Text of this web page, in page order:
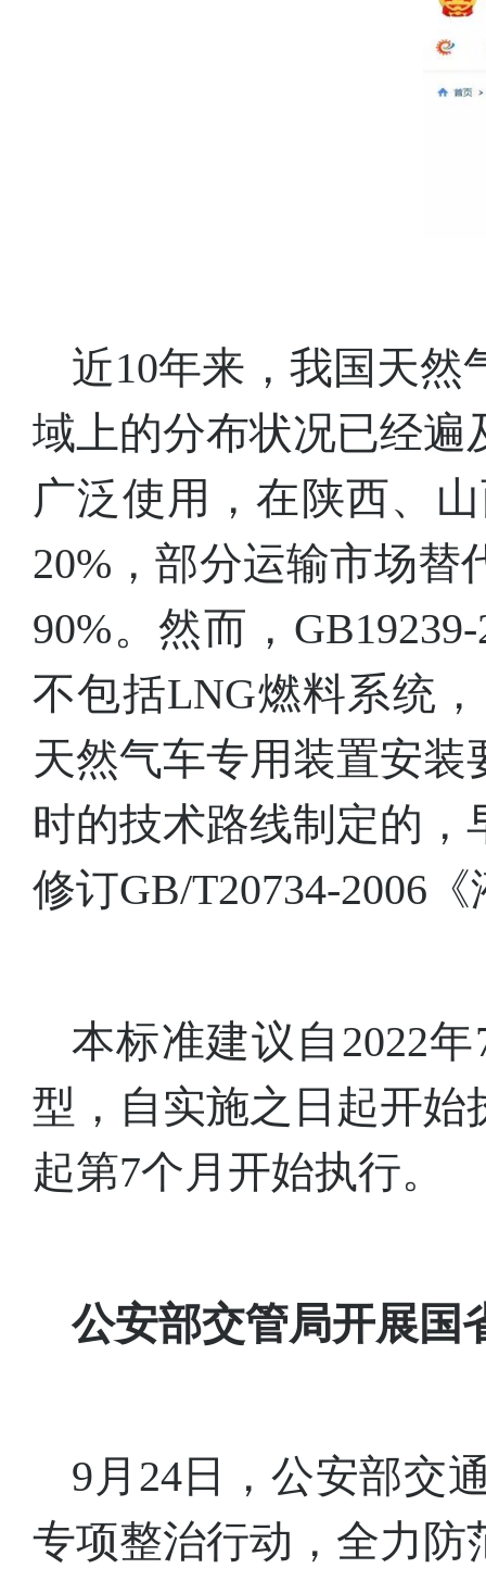
近10年来，我国天
域上的分布状况已经遍
广泛使用，在陕西、
20%，部分运输市场
90%。然而，
不包括LNG燃料系统
天然气车专用装置安
时的技术路线制定的
修订GB/T20734-2006
本标准建议自2022
型，自实施之日起开始
起第7个月开始执行。
公安部交管局开展国
9月24日，公安部交
专项整治行动，全力防